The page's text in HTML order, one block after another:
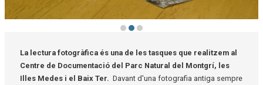
La lectura fotogràfica és una de les tasques que realitzem al
Centre de Documentació del Parc Natural del Montgrí, les
Illes Medes i el Baix Ter. Davant d'una fotografia antiga sempre